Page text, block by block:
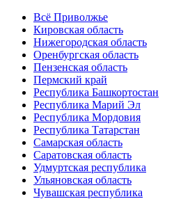
Всё Приволжье
Кировская область
Нижегородская область
Оренбургская область
Пензенская область
Пермский край
Республика Башкортостан
Республика Марий Эл
Республика Мордовия
Республика Татарстан
Самарская область
Саратовская область
Удмуртская республика
Ульяновская область
Чувашская республика